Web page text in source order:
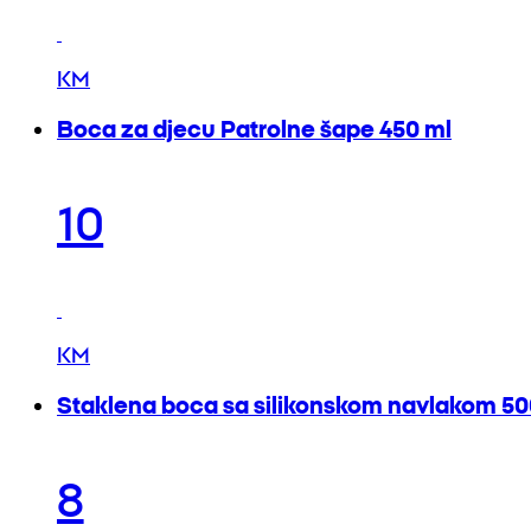
KM
Boca za djecu Patrolne šape 450 ml
10
KM
Staklena boca sa silikonskom navlakom
8